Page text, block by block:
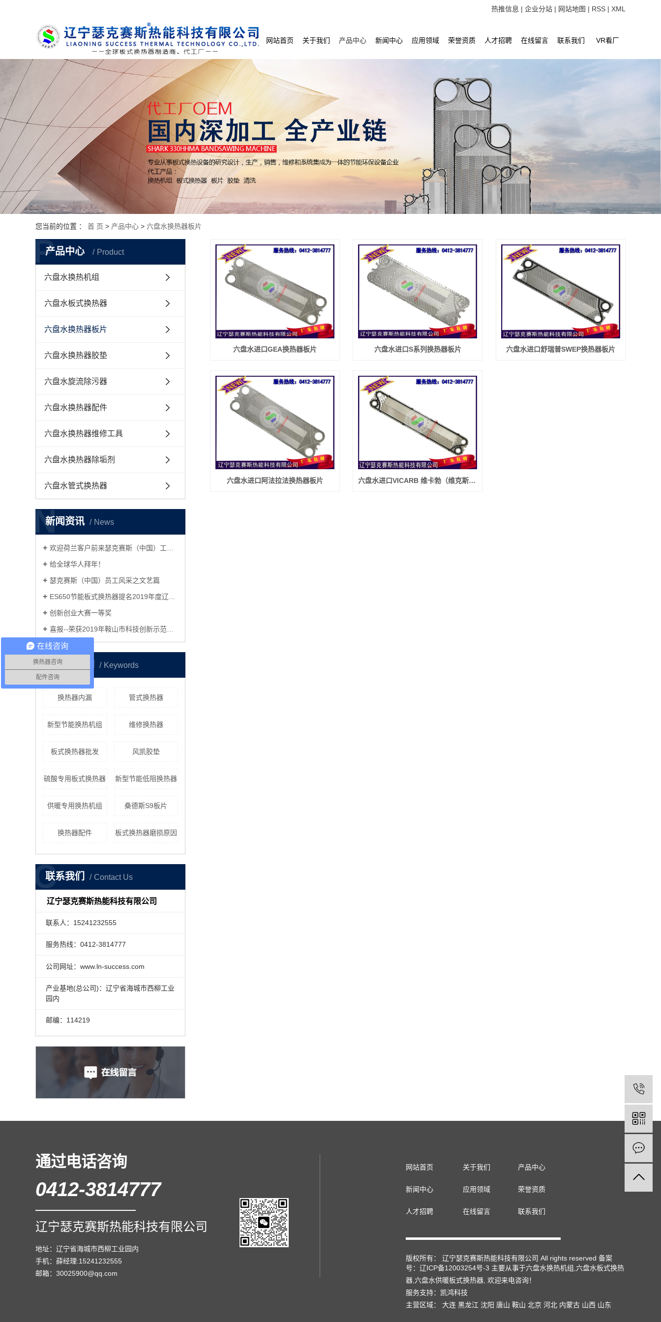
热推信息 | 企业分站 | 网站地图 | RSS | XML
网站首页 关于我们 产品中心 新闻中心 应用领域 荣誉资质 人才招聘 在线留言 联系我们 VR看厂
您当前的位置 ： 首 页 > 产品中心 > 六盘水换热器板片
产品中心 Product
P
六盘水换热机组
六盘水板式换热器
六盘水换热器板片
六盘水换热器胶垫
六盘水旋流除污器
六盘水换热器配件
六盘水换热器维修工具
六盘水换热器除垢剂
六盘水管式换热器
新闻资讯 News
N
欢迎荷兰客户前来瑟克赛斯（中国）工厂考察
给全球华人拜年！
瑟克赛斯（中国）员工风采之文艺篇
ES650节能板式换热器提名2019年度辽宁省总工会科学技术奖励项目公示
创新创业大赛一等奖
喜报--荣获2019年鞍山市科技创新示范项目！
热门关键词 Keywords
K
换热器内漏 管式换热器
新型节能换热机组 维修换热器
板式换热器批发 风凯胶垫
硫酸专用板式换热器 新型节能低阻换热器
供暖专用换热机组 桑德斯S9板片
换热器配件 板式换热器磨损原因
联系我们 Contact Us
C
辽宁瑟克赛斯热能科技有限公司
联系人：15241232555
服务热线：0412-3814777
公司网址：www.ln-success.com
产业基地(总公司)：辽宁省海城市西柳工业
园内
邮编：114219
六盘水进口GEA换热器板片 六盘水进口S系列换热器板片 六盘水进口舒瑞普SWEP换热器板片
六盘水进口阿法拉法换热器板片 六盘水进口VICARB 维卡勃（维克斯）换热器板片
通过电话咨询
0412-3814777
辽宁瑟克赛斯热能科技有限公司
地址：辽宁省海城市西柳工业园内
手机：薛经理:15241232555
邮箱：30025900@qq.com
网站首页 关于我们 产品中心
新闻中心 应用领域 荣誉资质
人才招聘 在线留言 联系我们
版权所有： 辽宁瑟克赛斯热能科技有限公司 All rights reserved 备案
号： 辽ICP备12003254号-3 主要从事于六盘水换热机组,六盘水板式换热
器,六盘水供暖板式换热器, 欢迎来电咨询！
服务支持： 凯鸿科技
主营区域： 大连 黑龙江 沈阳 唐山 鞍山 北京 河北 内蒙古 山西 山东
在线咨询
换热器咨询
配件咨询